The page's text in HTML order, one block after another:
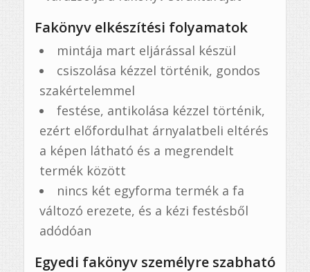
Fakönyv elkészítési folyamatok
mintája mart eljárással készül
csiszolása kézzel történik, gondos
szakértelemmel
festése, antikolása kézzel történik,
ezért előfordulhat árnyalatbeli eltérés
a képen látható és a megrendelt
termék között
nincs két egyforma termék a fa
változó erezete, és a kézi festésből
adódóan
Egyedi fakönyv személyre szabható